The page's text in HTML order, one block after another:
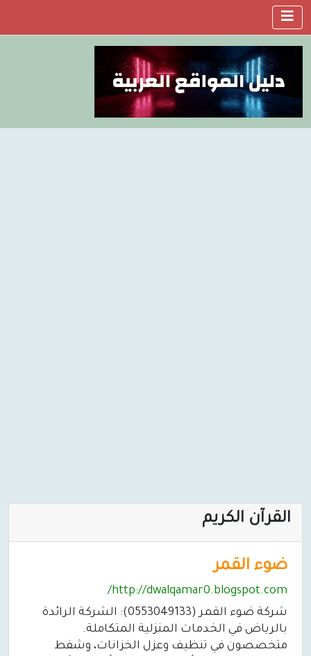
القرآن الكريم
ضوء القمر
http://dwalqamar0.blogspot.com/
شركة ضوء القمر (0553049133): الشركة الرائدة
بالرياض في الخدمات المنزلية المتكاملة.
متخصصون في تنظيف وعزل الخزانات، وشفط